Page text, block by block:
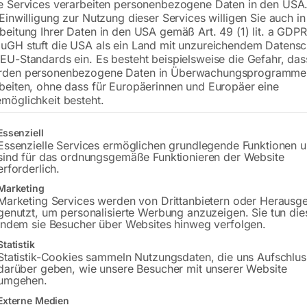
€180,00 €306,00
inkl. MwSt. Kostenloser Versand
Lieferzeit:ca. 5 - 10 Werktage
Bitte beachten Sie: Die Versandkosten
In den
Sie haben
Gerne
Services verarbeiten personenbezogene Daten in den
zur Nutzung dieser Services willigen Sie auch
Ihrer Daten in den USA gemäß Art. 49 (1) lit. a
stuft die USA als ein Land mit unzureichendem
Standards ein. Es besteht beispielsweise die Gefahr,
personenbezogene Daten in
ohne dass für Europäerinnen und Europäer eine
besteht.
eine Liste der Service-Gruppen, für die eine Einwilligung erteilt
Services ermöglichen grundlegende Funktionen
für das ordnungsgemäße Funktionieren der Website
Services werden von Drittanbietern oder
um personalisierte Werbung anzuzeigen. Sie tun
sie Besucher über Websites hinweg verfolgen.
Cookies sammeln Nutzungsdaten, die uns
geben, wie unsere Besucher mit unserer Website
Medien